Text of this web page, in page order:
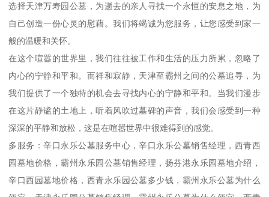
选择天津万寿园公墓，为逝去的亲人寻找一个永恒的安息之地，为
自己创造一份心灵的慰藉。我们将竭诚为您服务，让您感受到家一
般的温暖和关怀。
在这个喧嚣的世界里，我们往往被工作和生活的压力所累，忽略了
内心的宁静和平和。而祥和寂静，天津至霸州之间的公墓追寻，为
我们提供了一个独特的机会去寻找内心的宁静和平和。当我们漫步
在这片静谧的土地上，听着风吹过墓碑的声音，我们会感受到一种
深深的平静和放松，这是在喧嚣世界中很难得到的感觉。
多服务：辛口永乐公墓服务中心，辛口永乐公墓销售经理，西青西
园墓地价格，霸州永乐园公墓销售经理，扬芬港永乐园墓地介绍，
辛口西园墓地价格，西青永乐园公墓多少钱，霸州永乐公墓为什么